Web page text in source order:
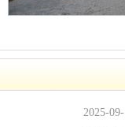
2025-